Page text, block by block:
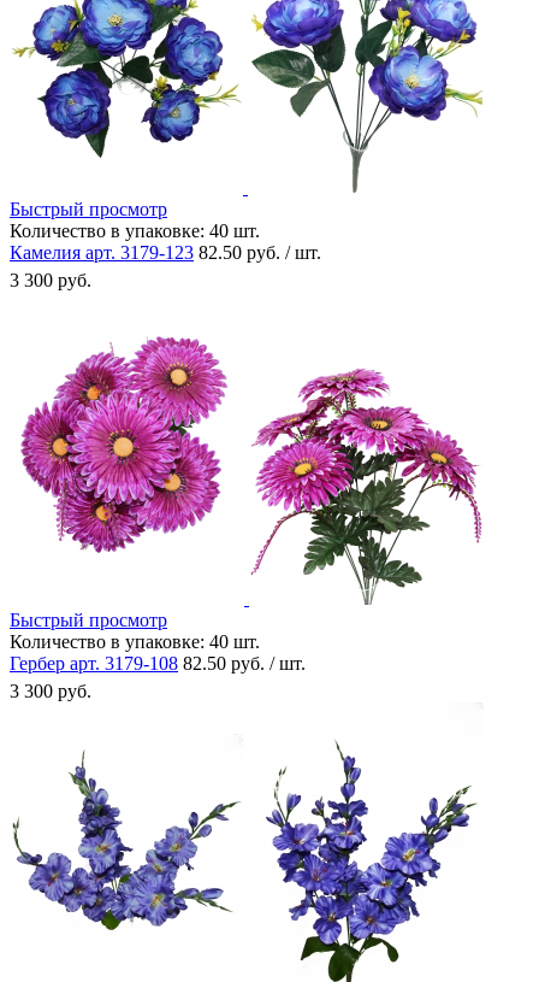
Быстрый просмотр
Количество в упаковке: 40 шт.
Камелия арт. 3179-123 82.50 руб. / шт.
3 300 руб.
Быстрый просмотр
Количество в упаковке: 40 шт.
Гербер арт. 3179-108 82.50 руб. / шт.
3 300 руб.